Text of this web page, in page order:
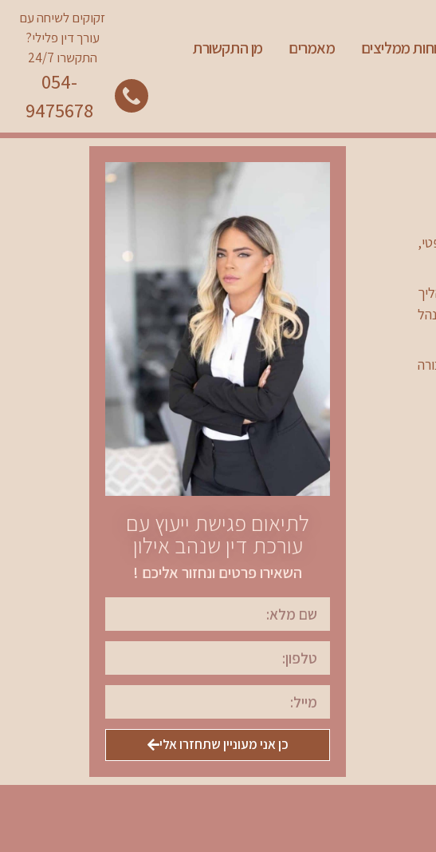
ממליצים מאמרים
מן התקשורת
זקוקים לשיחה עם
עורך דין פלילי?
התקשרו 24/7
054-
9475678
לתיאום פגישת ייעוץ עם
עורכת דין שנהב אילון
השאירו פרטים ונחזור אליכם !
כן אני מעוניין שתחזרו אלי